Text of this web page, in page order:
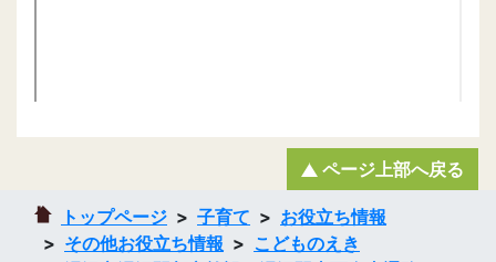
トップページ 子育て
お役立ち情報
その他お役立ち情報
こどものえき
ページ上部へ戻る